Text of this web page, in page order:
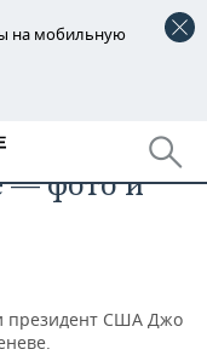
на мобильную
встречу
— фото и
президент США Джо